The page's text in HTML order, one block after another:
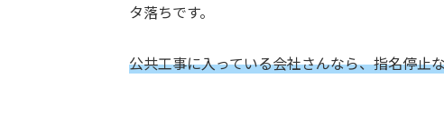
タ落ちです。
公共工事に入っている会社さんなら、指名停止